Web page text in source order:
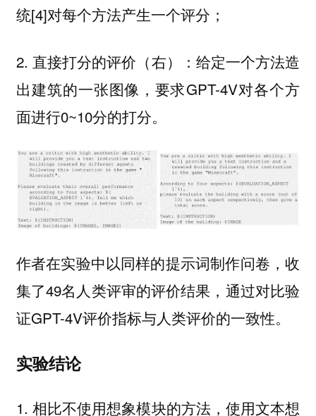
统[4]对每个方法产生一个评分；
2. 直接打分的评价（右）：给定一个方法造
出建筑的一张图像，要求GPT-4V对各个方
面进行0~10分的打分。
作者在实验中以同样的提示词制作问卷，收
集了49名人类评审的评价结果，通过对比验
证GPT-4V评价指标与人类评价的一致性。
实验结论
1. 相比不使用想象模块的方法，使用文本想